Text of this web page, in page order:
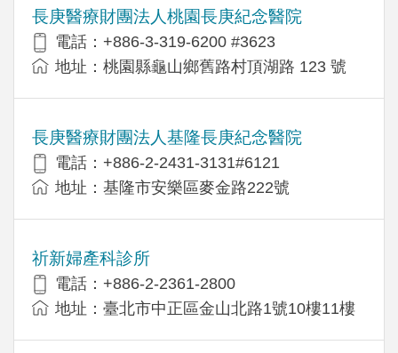
長庚醫療財團法人桃園長庚紀念醫院
電話：+886-3-319-6200 #3623
地址：桃園縣龜山鄉舊路村頂湖路 123 號
長庚醫療財團法人基隆長庚紀念醫院
電話：+886-2-2431-3131#6121
地址：基隆市安樂區麥金路222號
祈新婦產科診所
電話：+886-2-2361-2800
地址：臺北市中正區金山北路1號10樓11樓